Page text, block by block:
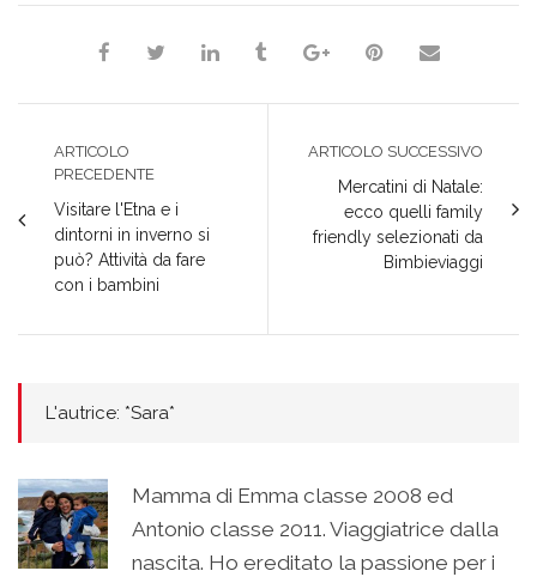
ARTICOLO
PRECEDENTE
Visitare l'Etna e i
dintorni in inverno si
può? Attività da fare
con i bambini
ARTICOLO SUCCESSIVO
Mercatini di Natale:
ecco quelli family
friendly selezionati da
Bimbieviaggi
L'autrice: *Sara*
Mamma di Emma classe 2008 ed
Antonio classe 2011. Viaggiatrice dalla
nascita. Ho ereditato la passione per i